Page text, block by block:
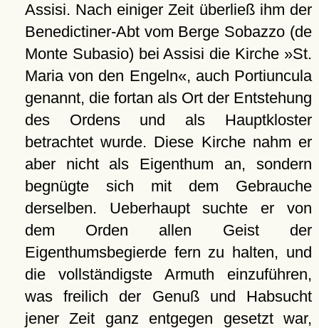
Assisi. Nach einiger Zeit überließ ihm der
Benedictiner-Abt vom Berge Sobazzo (de
Monte Subasio) bei Assisi die Kirche »St.
Maria von den Engeln«, auch Portiuncula
genannt, die fortan als Ort der Entstehung
des Ordens und als Hauptkloster
betrachtet wurde. Diese Kirche nahm er
aber nicht als Eigenthum an, sondern
begnügte sich mit dem Gebrauche
derselben. Ueberhaupt suchte er von
dem Orden allen Geist der
Eigenthumsbegierde fern zu halten, und
die vollständigste Armuth einzuführen,
was freilich der Genuß und Habsucht
jener Zeit ganz entgegen gesetzt war,